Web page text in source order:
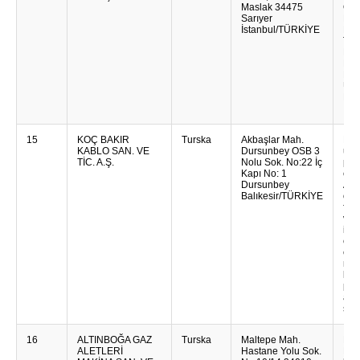
Maslak 34475
Sarıyer
İstanbul/TÜRKİYE
15
KOÇ BAKIR
KABLO SAN. VE
TİC. A.Ş.
Turska
Akbaşlar Mah.
Dursunbey OSB 3
Nolu Sok. No:22 İç
Kapı No: 1
Dursunbey
Balıkesir/TÜRKİYE
u
16
ALTINBOĞA GAZ
ALETLERİ
Turska
Maltepe Mah.
Hastane Yolu Sok.